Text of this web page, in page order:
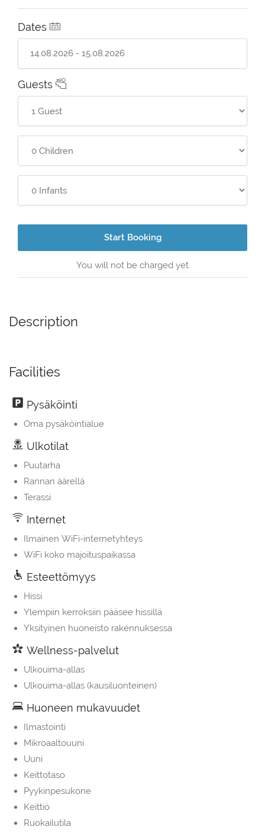
Dates
Guests
Start Booking
You will not be charged yet
Description
Facilities
Pysäköinti
Oma pysäköintialue
Ulkotilat
Puutarha
Rannan äärellä
Terassi
Internet
Ilmainen WiFi-internetyhteys
WiFi koko majoituspaikassa
Esteettömyys
Hissi
Ylempiin kerroksiin pääsee hissillä
Yksityinen huoneisto rakennuksessa
Wellness-palvelut
Ulkouima-allas
Ulkouima-allas (kausiluonteinen)
Huoneen mukavuudet
Ilmastointi
Mikroaaltouuni
Uuni
Keittotaso
Pyykinpesukone
Keittiö
Ruokailutila